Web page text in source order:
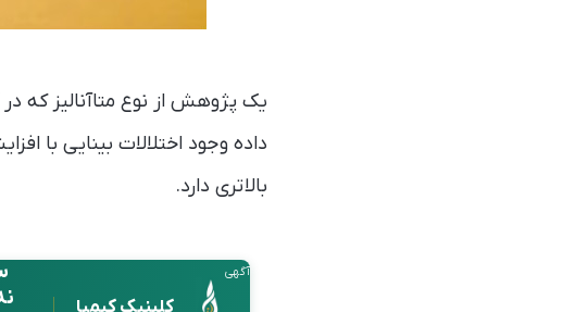
داده وجود اختلالات بینایی با
بالاتری دارد.
آگهی